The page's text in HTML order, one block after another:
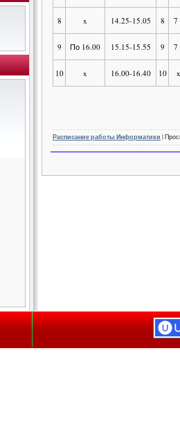
8 x 14.25-15.05 8 7
9 По 16.00 15.15-15.55 9 7
10 x 16.00-16.40 10 x
Расписание работы Информатики |